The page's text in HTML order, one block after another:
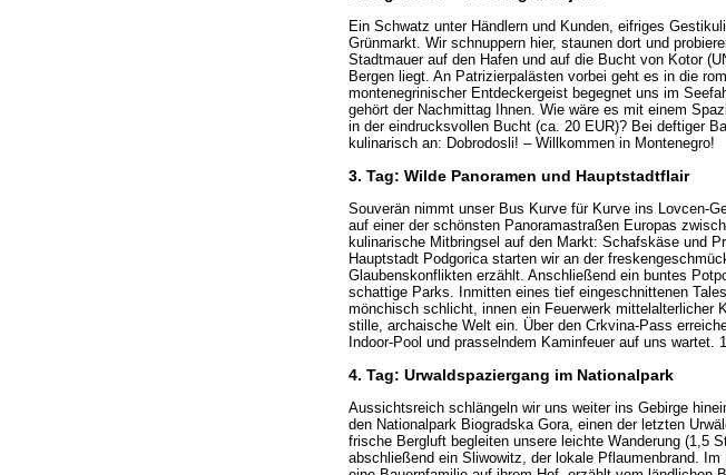
Ein Schwatz unter Händlern und Kunden, eifriges
Grünmarkt. Wir schnuppern hier, staunen dort und
Stadtmauer auf den Hafen und auf die Bucht von Kotor
Bergen liegt. An Patrizierpalästen vorbei geht es in die
montenegrinischer Entdeckergeist begegnet uns im
gehört der Nachmittag Ihnen. Wie wäre es mit einem
in der eindrucksvollen Bucht (ca. 20 EUR)? Bei deftiger
kulinarisch an: Dobrodosli! – Willkommen in Montenegro!
3. Tag: Wilde Panoramen und Hauptstadtflair
Souverän nimmt unser Bus Kurve für Kurve ins Lovcen-
auf einer der schönsten Panoramastraßen Europas
kulinarische Mitbringsel auf den Markt: Schafskäse und
Hauptstadt Podgorica starten wir an der
Glaubenskonflikten erzählt. Anschließend ein buntes
schattige Parks. Inmitten eines tief eingeschnittenen
mönchisch schlicht, innen ein Feuerwerk mittelalterlicher
stille, archaische Welt ein. Über den Crkvina-Pass
Indoor-Pool und prasselndem Kaminfeuer auf uns wartet.
4. Tag: Urwaldspaziergang im Nationalpark
Aussichtsreich schlängeln wir uns weiter ins Gebirge
den Nationalpark Biogradska Gora, einen der letzten
frische Bergluft begleiten unsere leichte Wanderung (1,5
abschließend ein Sliwowitz, der lokale Pflaumenbrand.